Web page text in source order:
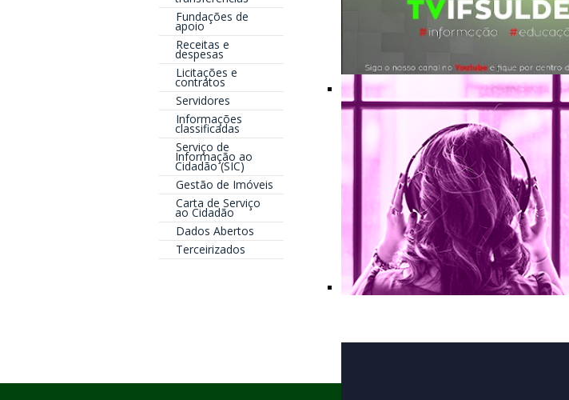
Fundações de
apoio
Receitas e
despesas
Licitações e
contratos
Servidores
Informações
classificadas
Serviço de
Informação ao
Cidadão (SIC)
Gestão de Imóveis
Carta de Serviço
ao Cidadão
Dados Abertos
Terceirizados
Nossas produções audiovisuais a um clique